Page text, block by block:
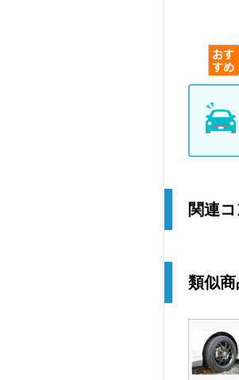
関連
類似